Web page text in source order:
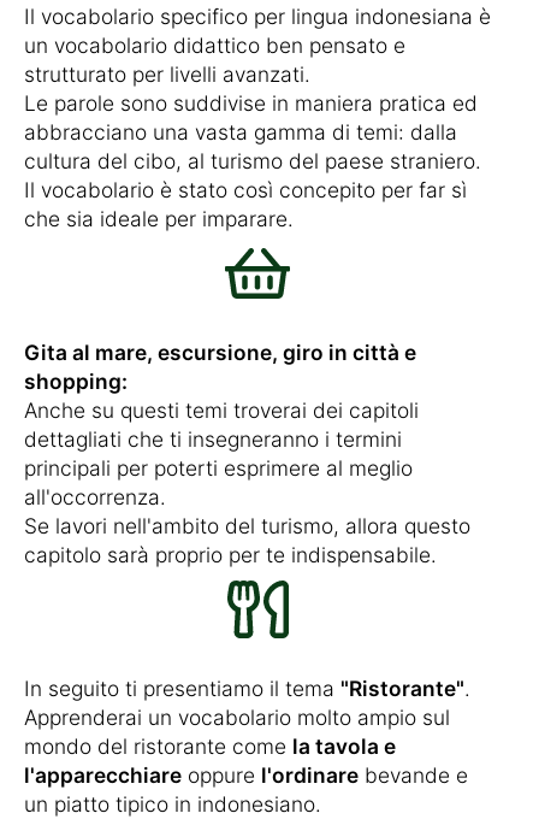
Il vocabolario specifico per lingua indonesiana è
un vocabolario didattico ben pensato e
strutturato per livelli avanzati.
Le parole sono suddivise in maniera pratica ed
abbracciano una vasta gamma di temi: dalla
cultura del cibo, al turismo del paese straniero.
Il vocabolario è stato così concepito per far sì
che sia ideale per imparare.
Gita al mare, escursione, giro in città e
shopping:
Anche su questi temi troverai dei capitoli
dettagliati che ti insegneranno i termini
principali per poterti esprimere al meglio
all'occorrenza.
Se lavori nell'ambito del turismo, allora questo
capitolo sarà proprio per te indispensabile.
In seguito ti presentiamo il tema "Ristorante".
Apprenderai un vocabolario molto ampio sul
mondo del ristorante come la tavola e
l'apparecchiare oppure l'ordinare bevande e
un piatto tipico in indonesiano.